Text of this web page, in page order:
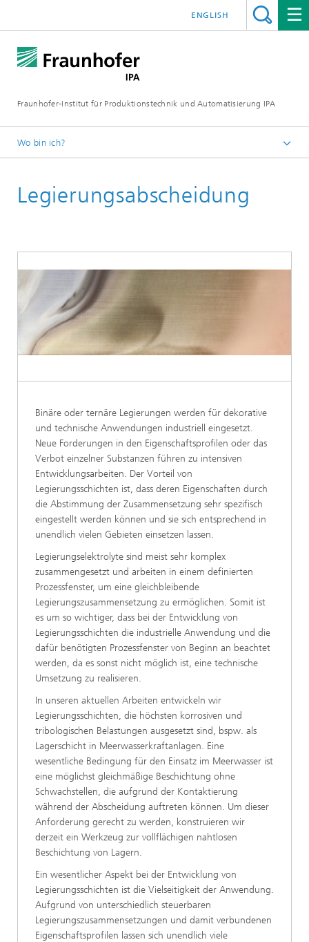
Fraunhofer-Institut für Produktionstechnik und Automatisierung IPA
ENGLISH
Wo bin ich?
Aktuelle Forschung
Legierungsabscheidung
Binäre oder ternäre Legierungen werden für dekorative
und technische Anwendungen industriell eingesetzt.
Neue Forderungen in den Eigenschaftsprofilen oder das
Verbot einzelner Substanzen führen zu intensiven
Entwicklungsarbeiten. Der Vorteil von
Legierungsschichten ist, dass deren Eigenschaften durch
die Abstimmung der Zusammensetzung sehr spezifisch
eingestellt werden können und sie sich entsprechend in
unendlich vielen Gebieten einsetzen lassen.
Legierungselektrolyte sind meist sehr komplex
zusammengesetzt und arbeiten in einem definierten
Prozessfenster, um eine gleichbleibende
Legierungszusammensetzung zu ermöglichen. Somit ist
es um so wichtiger, dass bei der Entwicklung von
Legierungsschichten die industrielle Anwendung und die
dafür benötigten Prozessfenster von Beginn an beachtet
werden, da es sonst nicht möglich ist, eine technische
Umsetzung zu realisieren.
In unseren aktuellen Arbeiten entwickeln wir
Legierungsschichten, die höchsten korrosiven und
tribologischen Belastungen ausgesetzt sind, bspw. als
Lagerschicht in Meerwasserkraftanlagen. Eine
wesentliche Bedingung für den Einsatz im Meerwasser ist
eine möglichst gleichmäßige Beschichtung ohne
Schwachstellen, die aufgrund der Kontaktierung
während der Abscheidung auftreten können. Um dieser
Anforderung gerecht zu werden, konstruieren wir
derzeit ein Werkzeug zur vollflächigen nahtlosen
Beschichtung von Lagern.
Ein wesentlicher Aspekt bei der Entwicklung von
Legierungsschichten ist die Vielseitigkeit der Anwendung.
Aufgrund von unterschiedlich steuerbaren
Legierungszusammensetzungen und damit verbundenen
Eigenschaftsprofilen lassen sich unendlich viele